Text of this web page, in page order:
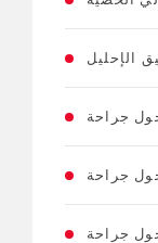
الإحليل